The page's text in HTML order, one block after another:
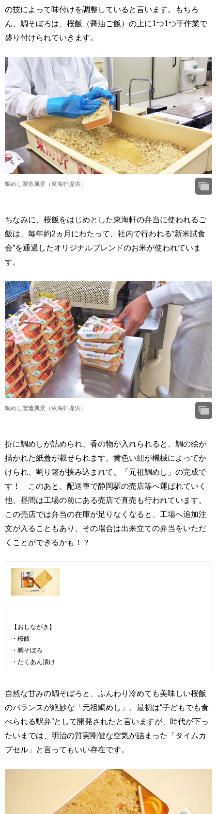
の技によって味付けを調整していると言います。もちろ
ん、鯛そぼろは、桜飯（醤油ご飯）の上に1つ1つ手作業で
盛り付けられていきます。
鯛めし製造風景（東海軒提供）
ちなみに、桜飯をはじめとした東海軒の弁当に使われるご
飯は、毎年約2ヵ月にわたって、社内で行われる“新米試食
会”を通過したオリジナルブレンドのお米が使われていま
す。
鯛めし製造風景（東海軒提供）
折に鯛めしが詰められ、香の物が入れられると、鯛の絵が
描かれた紙蓋が載せられます。黄色い紐が機械によってか
けられ、割り箸が挟み込まれて、「元祖鯛めし」の完成で
す！ このあと、配送車で静岡駅の売店等へ運ばれていく
他、昼間は工場の前にある売店で直売も行われています。
この売店では弁当の在庫が足りなくなると、工場へ追加注
文が入ることもあり、その場合は出来立ての弁当をいただ
くことができるかも！？
元祖鯛めし
【おしながき】
・桜飯
・鯛そぼろ
・たくあん漬け
自然な甘みの鯛そぼろと、ふんわり冷めても美味しい桜飯
のバランスが絶妙な「元祖鯛めし」。最初は“子どもでも食
べられる駅弁”として開発されたと言いますが、時代が下っ
たいまでは、明治の質実剛健な空気が詰まった「タイムカ
プセル」と言ってもいい存在です。